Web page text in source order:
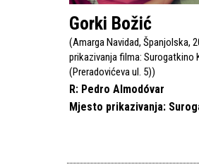
Gorki Božić
(Amarga Navidad, Španjolska,
prikazivanja filma: Surogatkino
(Preradovićeva ul. 5))
R: Pedro Almodóvar
Mjesto prikazivanja: